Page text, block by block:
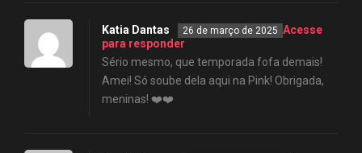
Katia Dantas 26 de março de 2025 Acesse
para responder
Sério mesmo, que temporada fofa demais!
Amei! Só soube dela aqui na Pink! Obrigada,
meninas! ❤️❤️